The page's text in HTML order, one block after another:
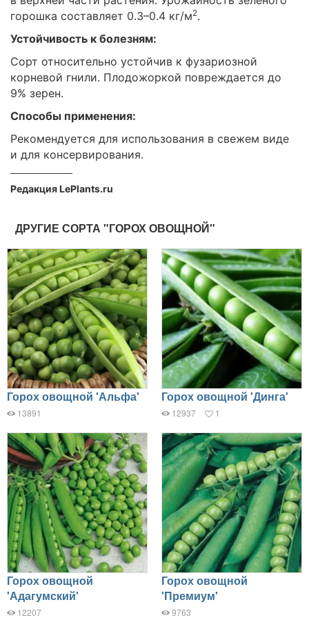
горошка составляет 0.3–0.4 кг/м2.
Устойчивость к болезням:
Сорт относительно устойчив к фузариозной
корневой гнили. Плодожоркой повреждается до
9% зерен.
Способы применения:
Рекомендуется для использования в свежем виде
и для консервирования.
Редакция LePlants.ru
ДРУГИЕ СОРТА "ГОРОХ ОВОЩНОЙ"
Горох овощной 'Альфа'
13891
Горох овощной 'Динга'
12937 1
Горох овощной
'Адагумский'
12207
Горох овощной
'Премиум'
9763